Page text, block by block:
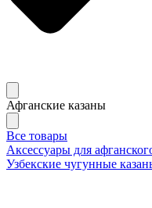
Афганские казаны
Все товары
Аксессуары для
Узбекские чугунные